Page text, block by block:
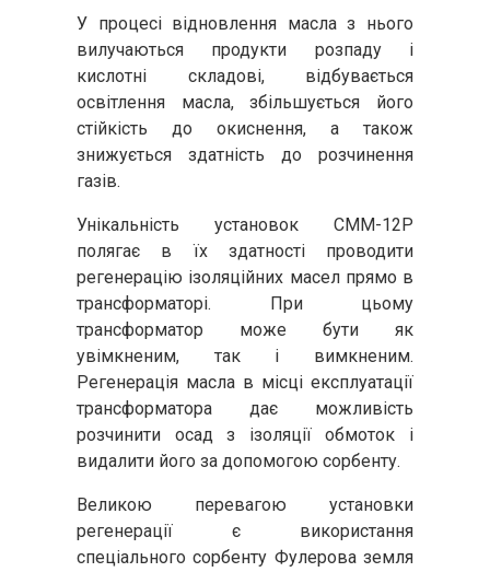
У процесі відновлення масла з нього
вилучаються продукти розпаду і
кислотні складові, відбувається
освітлення масла, збільшується його
стійкість до окиснення, а також
знижується здатність до розчинення
газів.
Унікальність установок СММ-12Р
полягає в їх здатності проводити
регенерацію ізоляційних масел прямо в
трансформаторі. При цьому
трансформатор може бути як
увімкненим, так і вимкненим.
Регенерація масла в місці експлуатації
трансформатора дає можливість
розчинити осад з ізоляції обмоток і
видалити його за допомогою сорбенту.
Великою перевагою установки
регенерації є використання
спеціального сорбенту Фулерова земля